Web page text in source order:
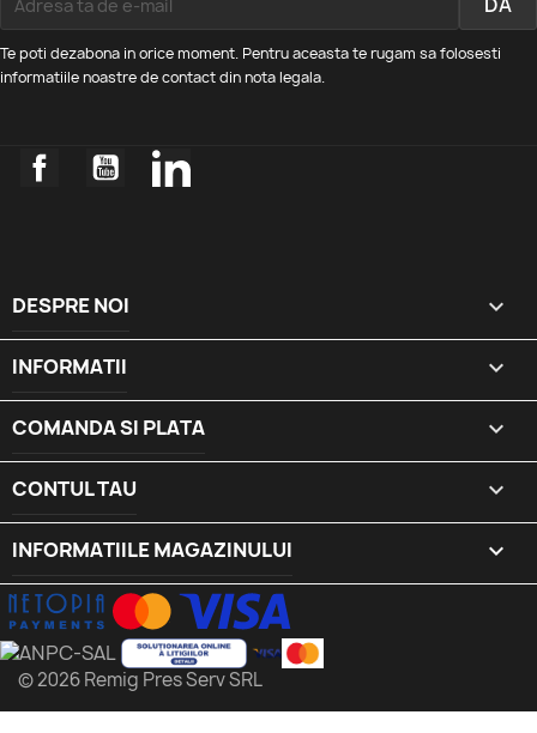
Te poti dezabona in orice moment. Pentru aceasta te rugam sa folosesti
informatiile noastre de contact din nota legala.
FacebookYouTubeLinkedIn
DESPRE NOI 
INFORMATII 
COMANDA SI PLATA 
CONTUL TAU 
INFORMATIILE MAGAZINULUI keyboard_arrow_down
© 2026 Remig Pres Serv SRL